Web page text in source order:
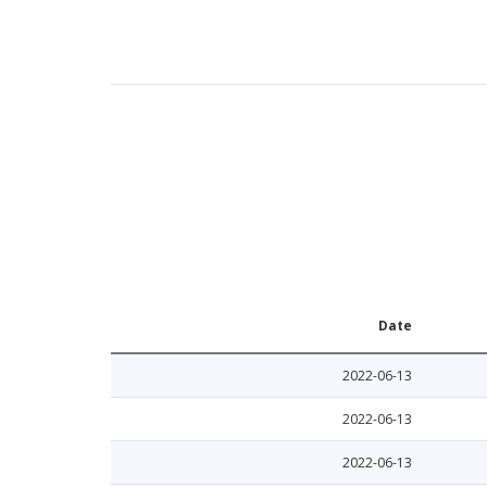
Date
2022-06-13
2022-06-13
2022-06-13